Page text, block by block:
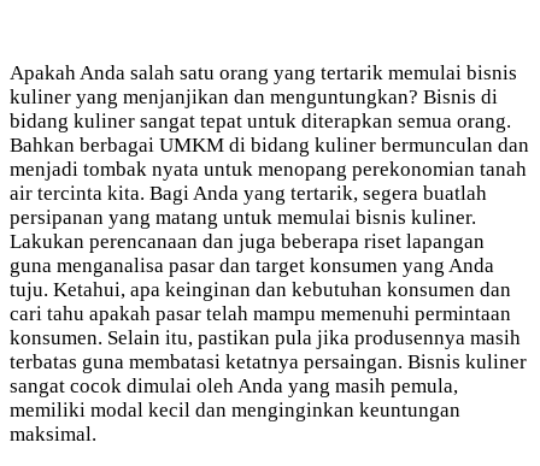
Apakah Anda salah satu orang yang tertarik memulai bisnis
kuliner yang menjanjikan dan menguntungkan? Bisnis di
bidang kuliner sangat tepat untuk diterapkan semua orang.
Bahkan berbagai UMKM di bidang kuliner bermunculan dan
menjadi tombak nyata untuk menopang perekonomian tanah
air tercinta kita. Bagi Anda yang tertarik, segera buatlah
persipanan yang matang untuk memulai bisnis kuliner.
Lakukan perencanaan dan juga beberapa riset lapangan
guna menganalisa pasar dan target konsumen yang Anda
tuju. Ketahui, apa keinginan dan kebutuhan konsumen dan
cari tahu apakah pasar telah mampu memenuhi permintaan
konsumen. Selain itu, pastikan pula jika produsennya masih
terbatas guna membatasi ketatnya persaingan. Bisnis kuliner
sangat cocok dimulai oleh Anda yang masih pemula,
memiliki modal kecil dan menginginkan keuntungan
maksimal.